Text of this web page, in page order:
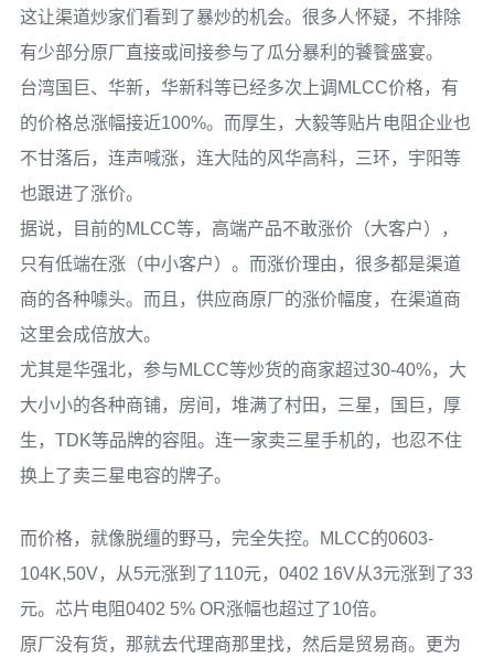
这让渠道炒家们看到了暴炒的机会。很多人怀疑，不排除
有少部分原厂直接或间接参与了瓜分暴利的饕餮盛宴。
台湾国巨、华新，华新科等已经多次上调MLCC价格，有
的价格总涨幅接近100%。而厚生，大毅等贴片电阻企业也
不甘落后，连声喊涨，连大陆的风华高科，三环，宇阳等
也跟进了涨价。
据说，目前的MLCC等，高端产品不敢涨价（大客户），
只有低端在涨（中小客户）。而涨价理由，很多都是渠道
商的各种噱头。而且，供应商原厂的涨价幅度，在渠道商
这里会成倍放大。
尤其是华强北，参与MLCC等炒货的商家超过30-40%，大
大小小的各种商铺，房间，堆满了村田，三星，国巨，厚
生，TDK等品牌的容阻。连一家卖三星手机的，也忍不住
换上了卖三星电容的牌子。
而价格，就像脱缰的野马，完全失控。MLCC的0603-
104K,50V，从5元涨到了110元，0402 16V从3元涨到了33
元。芯片电阻0402 5% OR涨幅也超过了10倍。
原厂没有货，那就去代理商那里找，然后是贸易商。更为